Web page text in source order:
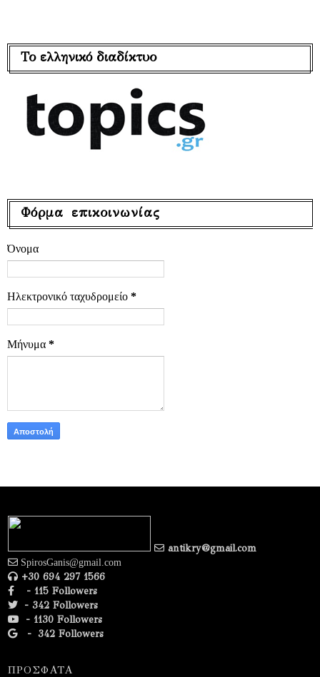
Το ελληνικό διαδίκτυο
Φόρμα επικοινωνίας
Όνομα
Ηλεκτρονικό ταχυδρομείο *
Μήνυμα *
antikry@gmail.com
SpirosGanis@gmail.com
+30 694 297 1566
- 115 Followers
- 342 Followers
- 1130 Followers
- 342 Followers
ΠΡΟΣΦΑΤΑ